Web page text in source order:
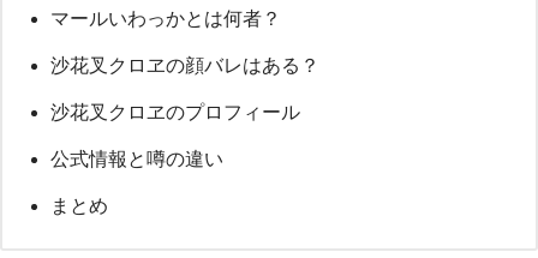
マールいわっかとは何者？
沙花叉クロヱの顔バレはある？
沙花叉クロヱのプロフィール
公式情報と噂の違い
まとめ